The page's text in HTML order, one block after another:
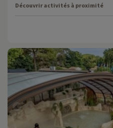
Découvrir activités à proximité